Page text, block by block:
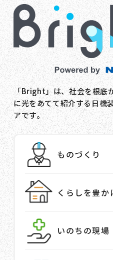
「Bright」は、社会を根底
に光をあてて紹介する日機
アです。
ものづくり
くらしを豊か
いのちの現場